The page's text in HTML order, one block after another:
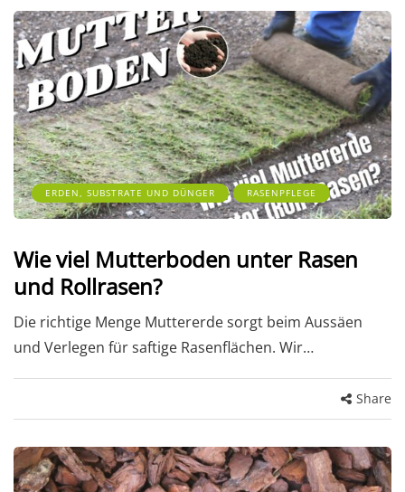
ERDEN, SUBSTRATE UND DÜNGER RASENPFLEGE
Wie viel Mutterboden unter Rasen
und Rollrasen?
Die richtige Menge Muttererde sorgt beim Aussäen
und Verlegen für saftige Rasenflächen. Wir…
Share